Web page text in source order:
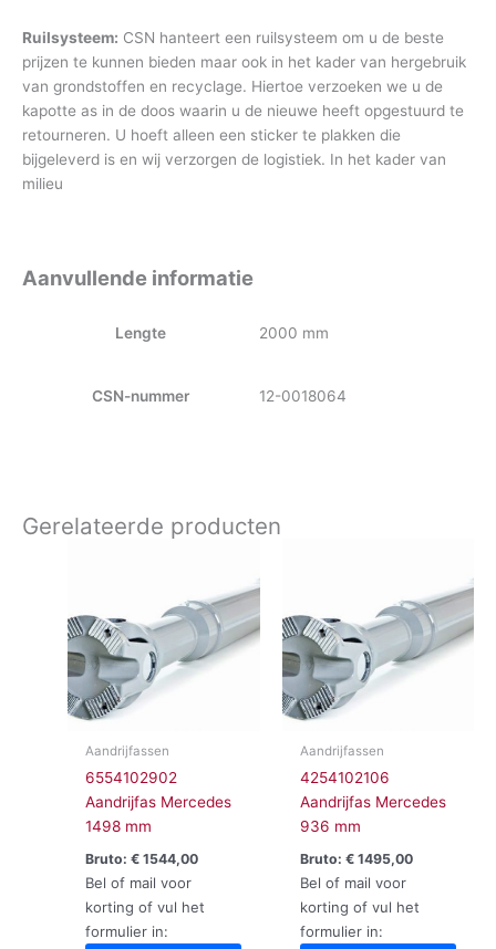
Ruilsysteem: CSN hanteert een ruilsysteem om u de beste
prijzen te kunnen bieden maar ook in het kader van hergebruik
van grondstoffen en recyclage. Hiertoe verzoeken we u de
kapotte as in de doos waarin u de nieuwe heeft opgestuurd te
retourneren. U hoeft alleen een sticker te plakken die
bijgeleverd is en wij verzorgen de logistiek. In het kader van
milieu
Aanvullende informatie
Lengte 2000 mm
CSN-nummer 12-0018064
Gerelateerde producten
Aandrijfassen
6554102902
Aandrijfas Mercedes
1498 mm
Bruto:€ 1544,00
Bel of mail voor
korting of vul het
formulier in:
Aandrijfassen
4254102106
Aandrijfas Mercedes
936 mm
Bruto: €1495,00
Bel of mail voor
korting of vul het
formulier in: